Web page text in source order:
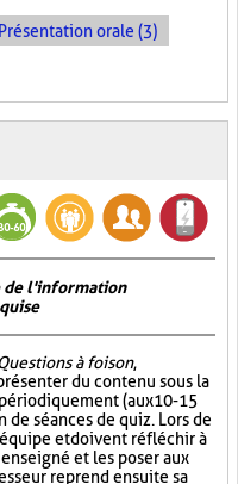
Présentation orale (3)
de l'information
à foison,
du contenu sous la
(aux 10-15
séances de quiz. Lors de
et doivent réfléchir à
et les poser aux
reprend ensuite sa